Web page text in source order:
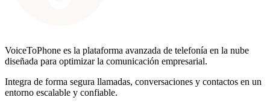
VoiceToPhone es la plataforma avanzada de telefonía en la nube
diseñada para optimizar la comunicación empresarial.
Integra de forma segura llamadas, conversaciones y contactos en un
entorno escalable y confiable.